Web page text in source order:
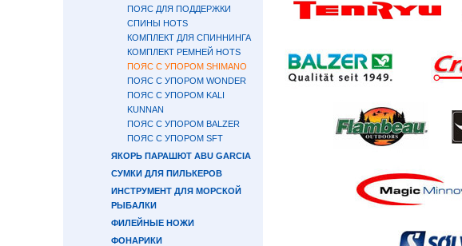
ПОЯС ДЛЯ ПОДДЕРЖКИ
СПИНЫ HOTS
КОМПЛЕКТ ДЛЯ СПИННИНГА
КОМПЛЕКТ РЕМНЕЙ HOTS
ПОЯС С УПОРОМ SHIMANO
ПОЯС С УПОРОМ WONDER
ПОЯС С УПОРОМ KALI
KUNNAN
ПОЯС С УПОРОМ BALZER
ПОЯС С УПОРОМ SFT
ЯКОРЬ ПАРАШЮТ ABU GARCIA
СУМКИ ДЛЯ ПИЛЬКЕРОВ
ИНСТРУМЕНТ ДЛЯ МОРСКОЙ
РЫБАЛКИ
ФИЛЕЙНЫЕ НОЖИ
ФОНАРИКИ